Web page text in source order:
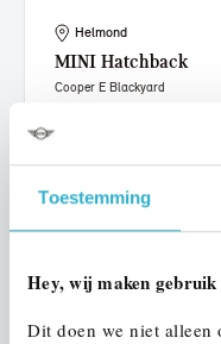
Toestemming
Hey, wij maken gebruik
Dit doen we niet alleen
Helmond
MINI Hatchback
Cooper E Blackyard